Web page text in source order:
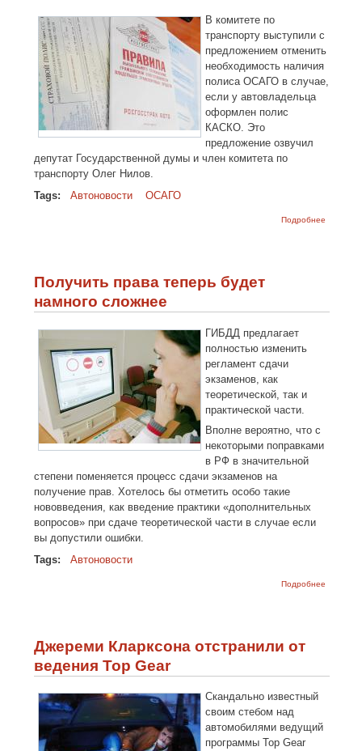
В комитете по
транспорту выступили с
предложением отменить
необходимость наличия
полиса ОСАГО в случае,
если у автовладельца
оформлен полис
КАСКО. Это
предложение озвучил
депутат Государственной думы и член комитета по
транспорту Олег Нилов.
Tags:
Автоновости ОСАГО
Подробнее
Получить права теперь будет
намного сложнее
ГИБДД предлагает
полностью изменить
регламент сдачи
экзаменов, как
теоретической, так и
практической части.
Вполне вероятно, что с
некоторыми поправками
в РФ в значительной
степени поменяется процесс сдачи экзаменов на
получение прав. Хотелось бы отметить особо такие
нововведения, как введение практики «дополнительных
вопросов» при сдаче теоретической части в случае если
вы допустили ошибки.
Tags:
Автоновости
Подробнее
Джереми Кларксона отстранили от
ведения Top Gear
Скандально известный
своим стебом над
автомобилями ведущий
программы Top Gear